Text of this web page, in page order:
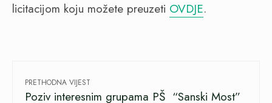
licitacijom koju možete preuzeti OVDJE.
PRETHODNA VIJEST
Poziv interesnim grupama PŠ “Sanski Most”